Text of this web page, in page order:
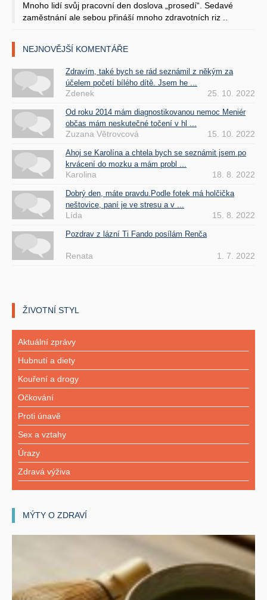
Mnoho lidí svůj pracovní den doslova „prosedí“. Sedavé
zaměstnání ale sebou přináší mnoho zdravotních riz ..
NEJNOVĚJŠÍ KOMENTÁŘE
Zdravím, také bych se rád seznámil z někým za
účelem početí bílého dítě. Jsem he ...
Zdenek 25. 10. 2022
Od roku 2014 mám diagnostikovanou nemoc Meniér
občas mám neskutečné točení v hl ...
Zuzana Větrovcová 15. 10. 2022
Ahoj se Karolína a chtela bych se seznámit jsem po
krvácení do mozku a mám probl ...
Karolina 18. 8. 2022
Dobrý den, máte pravdu.Podle fotek má holčička
neštovice, paní je ve stresu a v ...
Lída 15. 8. 2022
Pozdrav z lázní Ti Fando posílám Renča
Renata 1. 7. 2022
ŽIVOTNÍ STYL
Aktuální zprávy
Hubnutí a diety
Kouření a drogy
Očkování
Proti únavě
Sex a vztahy
Úrazy
Zdravá výživa
MÝTY O ZDRAVÍ